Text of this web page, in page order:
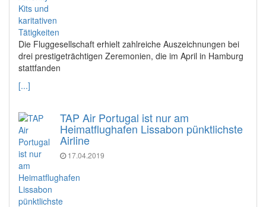
Die Fluggesellschaft erhielt zahlreiche Auszeichnungen bei
drei prestigeträchtigen Zeremonien, die im April in Hamburg
stattfanden
[...]
TAP Air Portugal ist nur am
Heimatflughafen Lissabon pünktlichste
Airline
17.04.2019